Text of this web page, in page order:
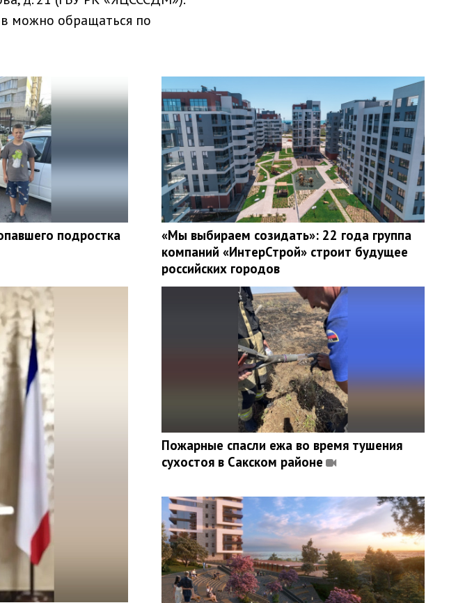
можно обращаться по
подростка
«Мы выбираем созидать»: 22 года группа
компаний «ИнтерСтрой» строит будущее
российских городов
Пожарные спасли ежа во время тушения
сухостоя в Сакском районе